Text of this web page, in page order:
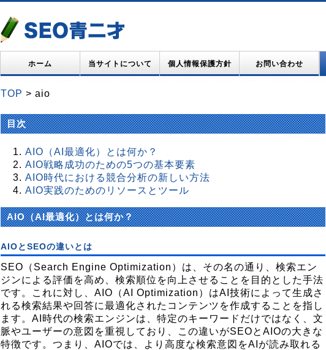
ホーム 当サイトについて 個人情報保護方針 お問い合わせ
TOP > aio
目次
AIO（AI最適化）とは何か？
AIO戦略成功のための5つの基本要素
AIO時代における競合分析の新しい方法
AIO実践のためのリソースとツール
AIO（AI最適化）とは何か？
AIOとSEOの違いとは
SEO（Search Engine Optimization）は、その名の通り、検索エン
ジンによる評価を高め、検索順位を向上させることを目的とした手法
です。これに対し、AIO（AI Optimization）はAI技術によって生成さ
れる検索結果や回答に最適化されたコンテンツを作成することを指し
ます。AI時代の検索エンジンは、特定のキーワードだけではなく、文
脈やユーザーの意図を重視しており、この違いがSEOとAIOの大きな
特徴です。つまり、AIOでは、より高度な検索意図をAIが読み取れる